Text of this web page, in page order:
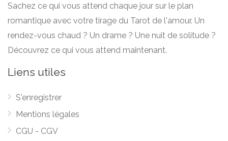
Sachez ce qui vous attend chaque jour sur le plan
romantique avec votre tirage du Tarot de l'amour. Un
rendez-vous chaud ? Un drame ? Une nuit de solitude ?
Découvrez ce qui vous attend maintenant.
Liens utiles
S'enregistrer
Mentions légales
CGU - CGV